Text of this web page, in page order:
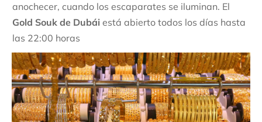
anochecer, cuando los escaparates se iluminan. El
Gold Souk de Dubái está abierto todos los días hasta
las 22:00 horas